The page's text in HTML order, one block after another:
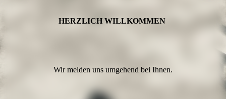
HERZLICH WILLKOMMEN
Wir melden uns umgehend bei Ihnen.